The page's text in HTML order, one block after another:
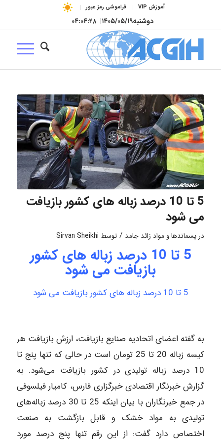
آموزش VIP فراموشی رمز عبور
دوشنبه۱۴۰۵/۰۵/۱۹| ۰۴:۰۴:۲۸
5 تا 10 درصد زباله های کشور بازیافت
می شود
درپسماندها و مواد زائد جامد / توسط Sirvan Sheikhi
5 تا 10 درصد زباله های کشور
بازیافت می شود
5 تا 10 درصد زباله های کشور بازیافت می شود
به گفته اعضای اتحادیه صنایع بازیافت، ارزش بازیافت هر
کیسه زباله 20 تا 25 تومان است در حالی که تنها پنج تا
10 درصد زباله تولیدی در کشور بازیافت می‌شود. به
گزارش خبرنگار اقتصادی خبرگزاری فارس، کامیار فیلسوفی
در جمع خبرنگاران با بیان اینکه 25 تا 30 درصد زباله‌های
تولیدی به مواد خشک و قابل بازگشت به صنعت
اختصاص دارد گفت: از این رقم تنها پنج درصد مورد